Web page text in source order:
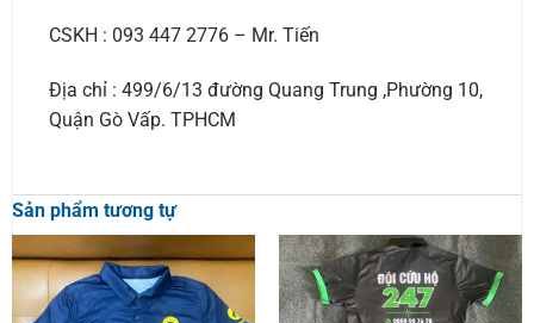
CSKH : 093 447 2776 – Mr. Tiến
Địa chỉ : 499/6/13 đường Quang Trung ,Phường 10,
Quận Gò Vấp. TPHCM
Sản phẩm tương tự